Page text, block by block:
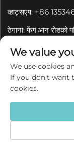
व्हाट्सएप: +86
ठेगाना: फेंग'आन रोडको
हाम्रो
गृहपृष्ठ
We value
We use cookies
If you don't want
cookies.